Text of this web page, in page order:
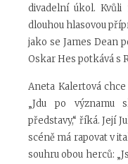
divadelní úkol. Kvůli
dlouhou hlasovou
jako se James Dean
Oskar Hes potkává s
Aneta Kalertová
„Jdu po významu
představy,“ říká. Její
scéně má rapovat v
souhru obou herců: